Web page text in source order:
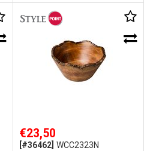
€23,50
[#36462] WCC2323N